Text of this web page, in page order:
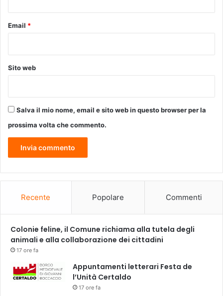
e
Email *
Sito web
Salva il mio nome, email e sito web in questo browser per la
prossima volta che commento.
Recente Popolare Commenti
Colonie feline, il Comune richiama alla tutela degli
animali e alla collaborazione dei cittadini
17 ore fa
Appuntamenti letterari Festa de
l’Unità Certaldo
17 ore fa